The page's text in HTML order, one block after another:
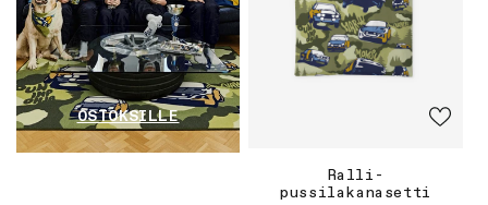
OSTOKSILLE
Ralli-
pussilakanasetti